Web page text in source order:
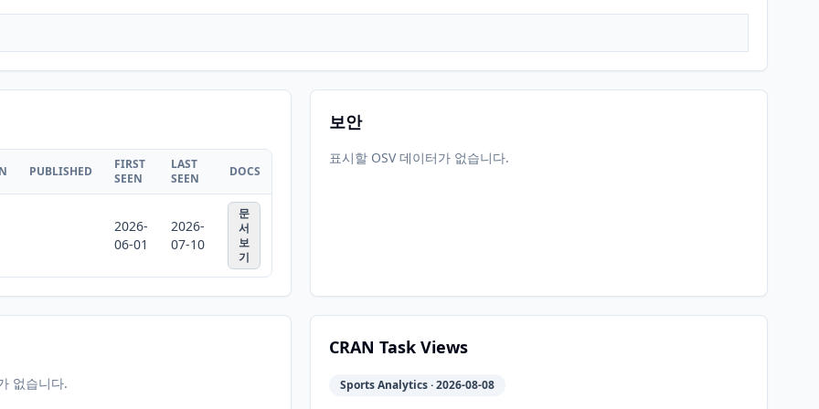
PUBLISHED
FIRST
SEEN
LAST
SEEN
DOCS
2026-
06-01
2026-
07-10
문
서
보
기
보안
표시할 OSV 데이터가 없습니다.
없습니다.
CRAN Task Views
Sports Analytics · 2026-08-08